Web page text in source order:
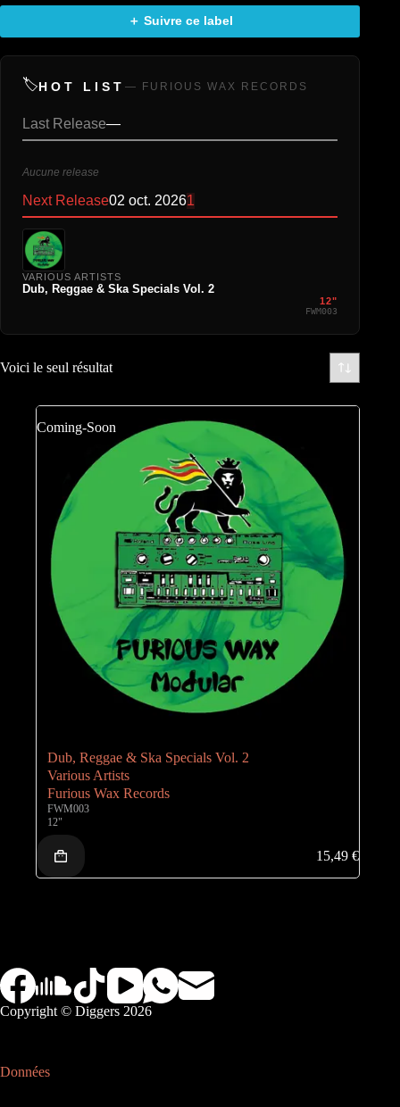
＋ Suivre ce label
🏷️HOT LIST — FURIOUS WAX RECORDS
Last Release—
Aucune release
Next Release02 oct. 20261
VARIOUS ARTISTS
Dub, Reggae & Ska Specials Vol. 2
12"
FWM003
Voici le seul résultat
Coming-Soon
Dub, Reggae & Ska Specials Vol. 2
Various Artists
Furious Wax Records
FWM003
12"
15,49€
Copyright © Diggers 2026
Données